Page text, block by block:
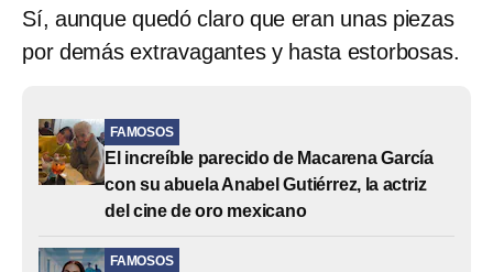
Sí, aunque quedó claro que eran unas piezas
por demás extravagantes y hasta estorbosas.
FAMOSOS
El increíble parecido de Macarena García
con su abuela Anabel Gutiérrez, la actriz
del cine de oro mexicano
FAMOSOS